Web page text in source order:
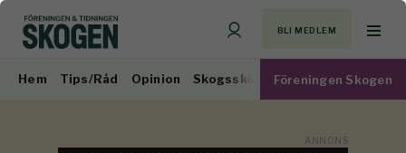
BLI MEDLEM
Hem Tips/Råd Opinion Skogsskötsel Virkesmarknad
Föreningen Skogen